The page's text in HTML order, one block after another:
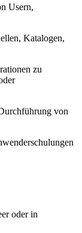
Usern,
Katalogen,
zu
von
oder in